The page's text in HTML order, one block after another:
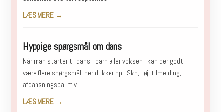
LÆS MERE →
Hyppige spørgsmål om dans
Når man starter til dans - barn eller voksen - kan der godt
være flere spørgsmål, der dukker op...Sko, tøj, tilmelding,
afdansningsbal m.v
LÆS MERE →